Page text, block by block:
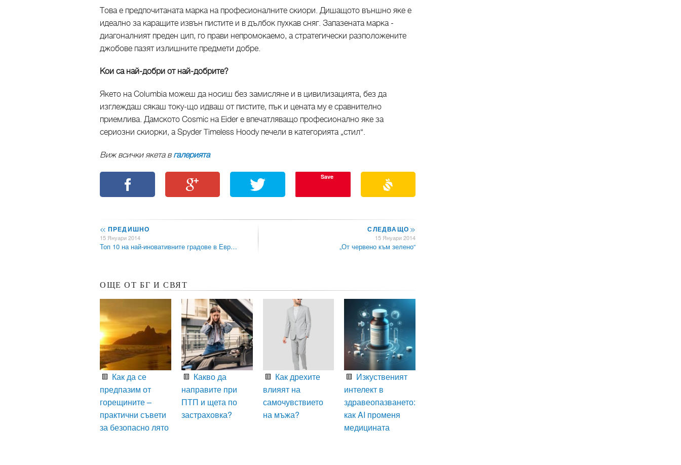
Това е предпочитаната марка на професионалните скиори. Дишащото външно яке е
идеално за каращите извън пистите и в дълбок пухкав сняг. Запазената марка -
диагоналният преден цип, го прави непромокаемо, а стратегически разположените
джобове пазят излишните предмети добре.
Кои са най-добри от най-добрите?
Якето на Columbia можеш да носиш без замисляне и в цивилизацията, без да
изглеждаш сякаш току-що идваш от пистите, пък и цената му е сравнително
приемлива. Дамското Cosmic на Eider е впечатляващо професионално яке за
сериозни скиорки, а Spyder Timeless Hoody печели в категорията „стил“.
Виж всички якета в галерията
Save
<< ПРЕДИШНО
15 Януари 2014
Топ 10 на най-иновативните градове в Евр…
СЛЕДВАЩО>>
15 Януари 2014
„От червено към зелено“
ОЩЕ ОТ БГ И СВЯТ
Как да се
предпазим от
горещините –
практични съвети
за безопасно лято
Какво да
направите при
ПТП и щета по
застраховка?
Как дрехите
влияят на
самочувствието
на мъжа?
Изкуственият
интелект в
здравеопазването:
как AI променя
медицината